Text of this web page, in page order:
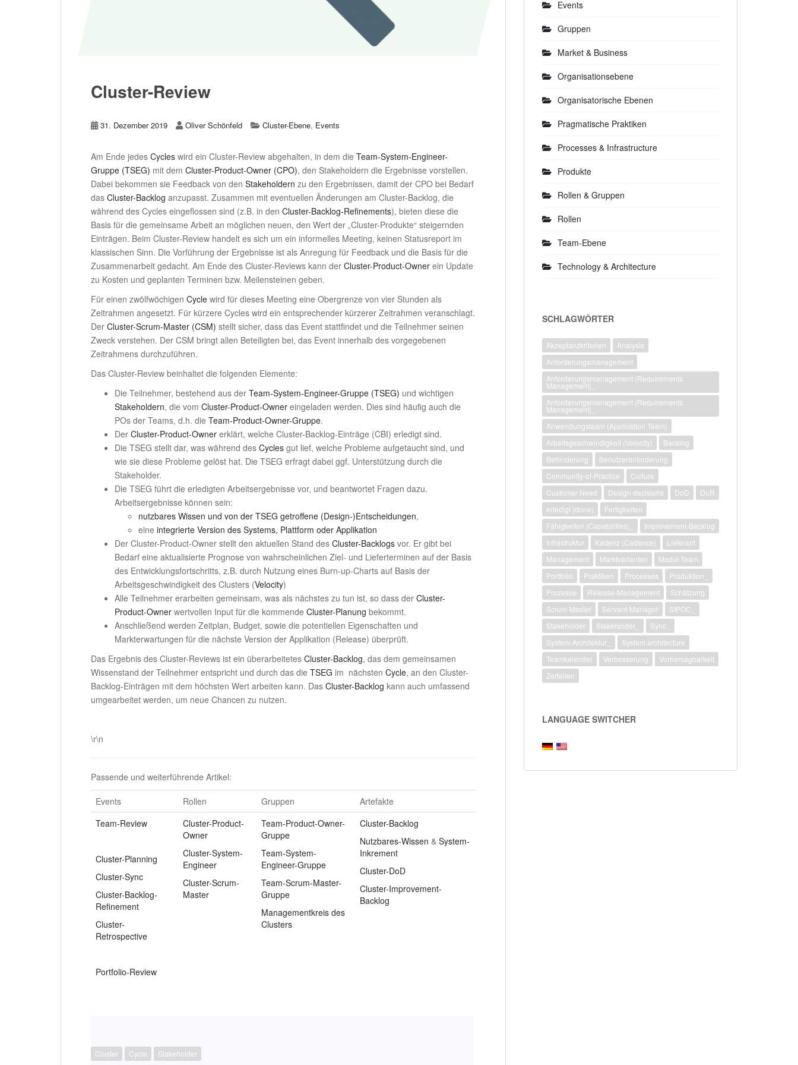
Cluster-Review
31. Dezember 2019 Oliver Schönfeld Cluster-Ebene, Events
Am Ende jedes Cycles wird ein Cluster-Review abgehalten, in dem die Team-System-Engineer-
Gruppe (TSEG) mit dem Cluster-Product-Owner (CPO), den Stakeholdern die Ergebnisse vorstellen.
Dabei bekommen sie Feedback von den Stakeholdern zu den Ergebnissen, damit der CPO bei Bedarf
das Cluster-Backlog anzupasst. Zusammen mit eventuellen Änderungen am Cluster-Backlog, die
während des Cycles eingeflossen sind (z.B. in den Cluster-Backlog-Refinements), bieten diese die
Basis für die gemeinsame Arbeit an möglichen neuen, den Wert der „Cluster-Produkte“ steigernden
Einträgen. Beim Cluster-Review handelt es sich um ein informelles Meeting, keinen Statusreport im
klassischen Sinn. Die Vorführung der Ergebnisse ist als Anregung für Feedback und die Basis für die
Zusammenarbeit gedacht. Am Ende des Cluster-Reviews kann der Cluster-Product-Owner ein Update
zu Kosten und geplanten Terminen bzw. Meilensteinen geben.
Für einen zwölfwöchigen Cycle wird für dieses Meeting eine Obergrenze von vier Stunden als
Zeitrahmen angesetzt. Für kürzere Cycles wird ein entsprechender kürzerer Zeitrahmen veranschlagt.
Der Cluster-Scrum-Master (CSM) stellt sicher, dass das Event stattfindet und die Teilnehmer seinen
Zweck verstehen. Der CSM bringt allen Beteiligten bei, das Event innerhalb des vorgegebenen
Zeitrahmens durchzuführen.
Das Cluster-Review beinhaltet die folgenden Elemente:
Die Teilnehmer, bestehend aus der Team-System-Engineer-Gruppe (TSEG) und wichtigen
Stakeholdern, die vom Cluster-Product-Owner eingeladen werden. Dies sind häufig auch die
POs der Teams, d.h. die Team-Product-Owner-Gruppe.
Der Cluster-Product-Owner erklärt, welche Cluster-Backlog-Einträge (CBI) erledigt sind.
Die TSEG stellt dar, was während des Cycles gut lief, welche Probleme aufgetaucht sind, und
wie sie diese Probleme gelöst hat. Die TSEG erfragt dabei ggf. Unterstützung durch die
Stakeholder.
Die TSEG führt die erledigten Arbeitsergebnisse vor, und beantwortet Fragen dazu.
Arbeitsergebnisse können sein:
nutzbares Wissen und von der TSEG getroffene (Design-)Entscheidungen,
eine integrierte Version des Systems, Plattform oder Applikation
Der Cluster-Product-Owner stellt den aktuellen Stand des Cluster-Backlogs vor. Er gibt bei
Bedarf eine aktualisierte Prognose von wahrscheinlichen Ziel- und Lieferterminen auf der Basis
des Entwicklungsfortschritts, z.B. durch Nutzung eines Burn-up-Charts auf Basis der
Arbeitsgeschwindigkeit des Clusters (Velocity)
Alle Teilnehmer erarbeiten gemeinsam, was als nächstes zu tun ist, so dass der Cluster-
Product-Owner wertvollen Input für die kommende Cluster-Planung bekommt.
Anschließend werden Zeitplan, Budget, sowie die potentiellen Eigenschaften und
Markterwartungen für die nächste Version der Applikation (Release) überprüft.
Das Ergebnis des Cluster-Reviews ist ein überarbeitetes Cluster-Backlog, das dem gemeinsamen
Wissenstand der Teilnehmer entspricht und durch das die TSEG im nächsten Cycle, an den Cluster-
Backlog-Einträgen mit dem höchsten Wert arbeiten kann. Das Cluster-Backlog kann auch umfassend
umgearbeitet werden, um neue Chancen zu nutzen.
\r\n
Passende und weiterführende Artikel:
Events Rollen Gruppen
Artefakte
Team-Review
Cluster-Planning
Cluster-Sync
Cluster-Backlog-
Refinement
Cluster-
Retrospective
Portfolio-Review
Cluster-Product-
Owner
Cluster-System-
Engineer
Cluster-Scrum-
Master
Team-Product-Owner-
Gruppe
Team-System-
Engineer-Gruppe
Team-Scrum-Master-
Gruppe
Managementkreis des
Clusters
Cluster-Backlog
Nutzbares-Wissen & System-
Inkrement
Cluster-DoD
Cluster-Improvement-
Backlog
Cluster Cycle Stakeholder
Events
Gruppen
Market & Business
Organisationsebene
Organisatorische Ebenen
Pragmatische Praktiken
Processes & Infrastructure
Produkte
Rollen & Gruppen
Rollen
Team-Ebene
Technology & Architecture
SCHLAGWÖRTER
Akzeptanzkriterien
Analysis
Anforderungsmanagement
Anforderungsmanagement (Requirements
Management)_
Anforderungsmanagement (Requirements
Management)_
Anwendungsteam (Application Team)
Arbeitsgeschwindigkeit (Velocity)
Backlog
Behinderung
Benutzeranforderung
Community-of-Practice
Culture
Customer Need
Design decisions DoD
DoR
erledigt (done)
Fertigkeiten
Fähigkeiten (Capabilities)_
Improvement-Backlog
Infrastruktur
Kadenz (Cadence)
Lieferant
Management
Marktvarianten
Modul-Team
Portfolio
Praktiken Processes
Produktion_
Prozesse
Release-Management
Schätzung
Scrum-Master
Servant-Manager
SIPOC_
Stakeholder
Stakeholder_
Sync_
System-Architektur_
System architecture
Teamkalender
Verbesserung
Vorhersagbarkeit
Zerteilen
LANGUAGE SWITCHER